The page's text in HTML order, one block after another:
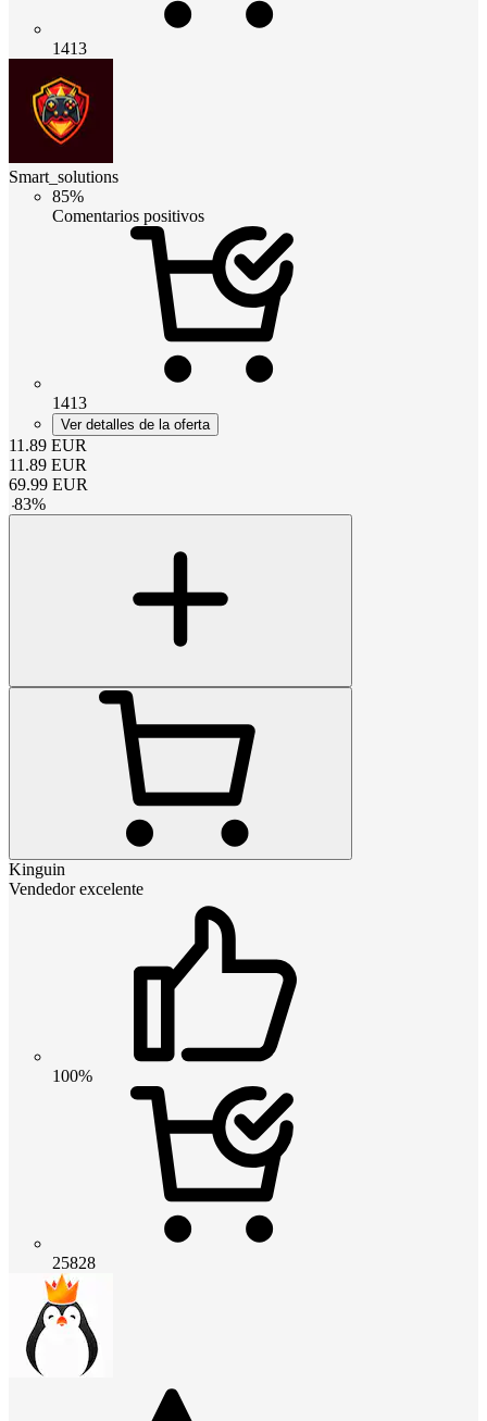
1413
Smart_solutions
85%
Comentarios positivos
1413
Ver detalles de la oferta
11.89 EUR
11.89 EUR
69.99 EUR
-83%
Kinguin
Vendedor excelente
100%
25828